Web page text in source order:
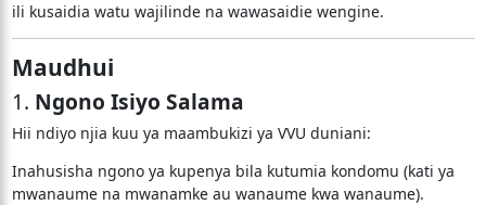
ili kusaidia watu wajilinde na wawasaidie wengine.
Maudhui
1. Ngono Isiyo Salama
Hii ndiyo njia kuu ya maambukizi ya VVU duniani:
Inahusisha ngono ya kupenya bila kutumia kondomu (kati ya
mwanaume na mwanamke au wanaume kwa wanaume).